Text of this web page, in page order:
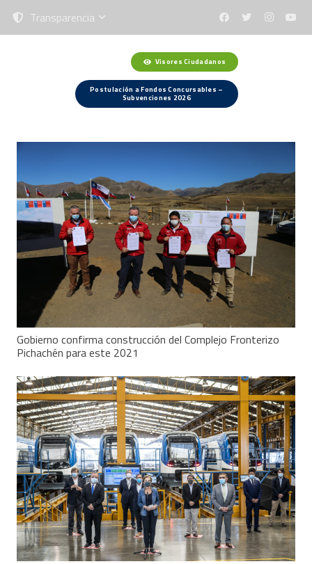
Transparencia
Visores Ciudadanos
Postulación a Fondos Concursables –
Subvenciones 2026
Gobierno confirma construcción del Complejo Fronterizo
Pichachén para este 2021